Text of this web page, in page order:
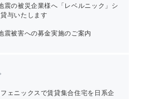
震の被災企業様へ「レベルニック」シ
与いたします
震被害への募金実施のご案内
ェニックスで賃貸集合住宅を日系企